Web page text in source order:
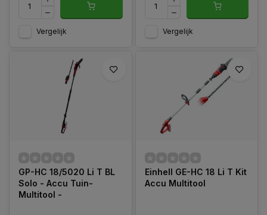
Vergelijk Vergelijk
GP-HC 18/5020 Li T BL
Solo - Accu Tuin-
Multitool -
Einhell GE-HC 18 Li T Kit
Accu Multitool